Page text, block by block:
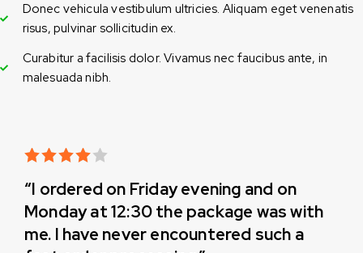
Donec vehicula vestibulum ultricies. Aliquam eget venenatis
risus, pulvinar sollicitudin ex.
Curabitur a facilisis dolor. Vivamus nec faucibus ante, in
malesuada nibh.
“I ordered on Friday evening and on
Monday at 12:30 the package was with
me. I have never encountered such a
out of 5